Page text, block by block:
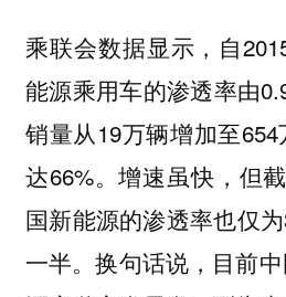
乘联会数据显示，自
能源乘用车的渗透率由
销量从19万辆增加至
达66%。增速虽快，但
国新能源的渗透率也仅
一半。换句话说，目前